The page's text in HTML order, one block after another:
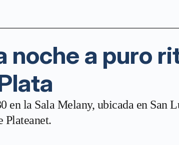
noche a puro
en la Sala Melany, ubicada en San
Plateanet.